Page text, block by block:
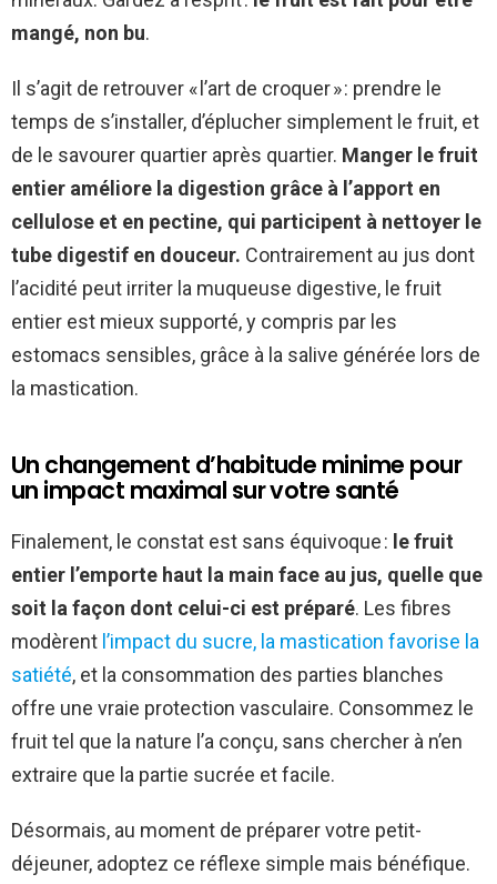
mangé, non bu.
Il s’agit de retrouver « l’art de croquer » : prendre le
temps de s’installer, d’éplucher simplement le fruit, et
de le savourer quartier après quartier. Manger le fruit
entier améliore la digestion grâce à l’apport en
cellulose et en pectine, qui participent à nettoyer le
tube digestif en douceur. Contrairement au jus dont
l’acidité peut irriter la muqueuse digestive, le fruit
entier est mieux supporté, y compris par les
estomacs sensibles, grâce à la salive générée lors de
la mastication.
Un changement d’habitude minime pour
un impact maximal sur votre santé
Finalement, le constat est sans équivoque : le fruit
entier l’emporte haut la main face au jus, quelle que
soit la façon dont celui-ci est préparé. Les fibres
modèrent l’impact du sucre, la mastication favorise la
satiété, et la consommation des parties blanches
offre une vraie protection vasculaire. Consommez le
fruit tel que la nature l’a conçu, sans chercher à n’en
extraire que la partie sucrée et facile.
Désormais, au moment de préparer votre petit-
déjeuner, adoptez ce réflexe simple mais bénéfique.